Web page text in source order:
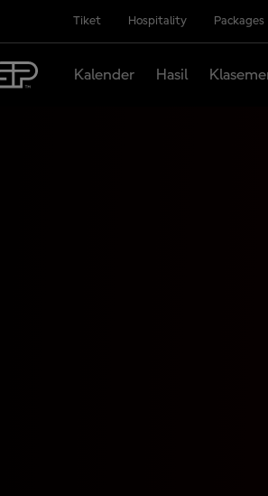
Tiket Hospitality Packages
Kalender Hasil